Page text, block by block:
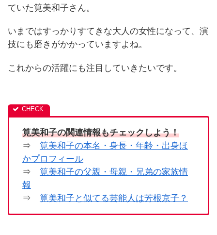
ていた筧美和子さん。
いまではすっかりすてきな大人の女性になって、演
技にも磨きがかかっていますよね。
これからの活躍にも注目していきたいです。
筧美和子の関連情報もチェックしよう！
⇒ 筧美和子の本名・身長・年齢・出身ほ
かプロフィール
⇒ 筧美和子の父親・母親・兄弟の家族情
報
⇒ 筧美和子と似てる芸能人は芳根京子？